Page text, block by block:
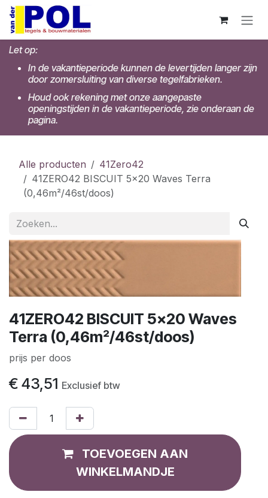
Overslaan naar inhoud
Let op:
In de vakantieperiode kunnen de levertijden langer zijn
door zomersluiting van diverse tegelfabrieken.
Houd ook rekening met onze aangepaste
openingstijden in de vakantieperiode, zie onderaan de
pagina.
Alle producten
41Zero42
41ZERO42 BISCUIT 5x20 Waves Terra
(0,46m²/46st/doos)
41ZERO42 BISCUIT 5x20 Waves
Terra (0,46m²/46st/doos)
prijs per doos
€ 43,51 Exclusief btw
TOEVOEGEN AAN
WINKELMANDJE